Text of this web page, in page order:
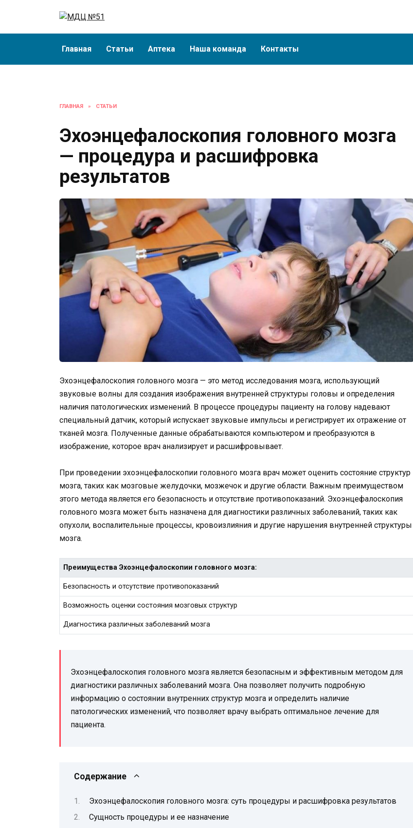
Главная Статьи Аптека Наша команда Контакты
ГЛАВНАЯ » СТАТЬИ
Эхоэнцефалоскопия головного мозга
— процедура и расшифровка
результатов
Эхоэнцефалоскопия головного мозга — это метод исследования мозга, использующий
звуковые волны для создания изображения внутренней структуры головы и определения
наличия патологических изменений. В процессе процедуры пациенту на голову надевают
специальный датчик, который испускает звуковые импульсы и регистрирует их отражение от
тканей мозга. Полученные данные обрабатываются компьютером и преобразуются в
изображение, которое врач анализирует и расшифровывает.
При проведении эхоэнцефалоскопии головного мозга врач может оценить состояние структур
мозга, таких как мозговые желудочки, мозжечок и другие области. Важным преимуществом
этого метода является его безопасность и отсутствие противопоказаний. Эхоэнцефалоскопия
головного мозга может быть назначена для диагностики различных заболеваний, таких как
опухоли, воспалительные процессы, кровоизлияния и другие нарушения внутренней структуры
мозга.
Преимущества Эхоэнцефалоскопии головного мозга:
Безопасность и отсутствие противопоказаний
Возможность оценки состояния мозговых структур
Диагностика различных заболеваний мозга
Эхоэнцефалоскопия головного мозга является безопасным и эффективным методом для
диагностики различных заболеваний мозга. Она позволяет получить подробную
информацию о состоянии внутренних структур мозга и определить наличие
патологических изменений, что позволяет врачу выбрать оптимальное лечение для
пациента.
Содержание
Эхоэнцефалоскопия головного мозга: суть процедуры и расшифровка результатов
Сущность процедуры и ее назначение